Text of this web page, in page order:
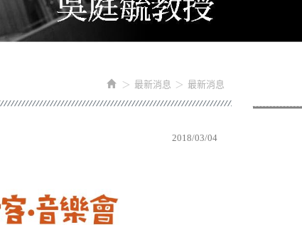
最新消息 最新消息
2018/03/04